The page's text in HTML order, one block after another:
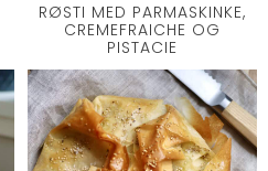
RØSTI MED PARMASKINKE,
CREMEFRAICHE OG
PISTACIE